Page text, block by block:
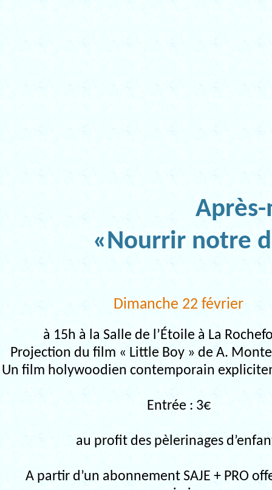
«Nourrir notre
Dimanche 22 février
à 15h à la Salle de l’Étoile à La
Projection du film « Little Boy » de A.
Un film holywoodien contemporain
Entrée : 3€
au profit des pèlerinages
A partir d’un abonnement SAJE + PRO